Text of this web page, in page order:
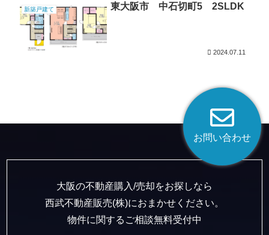
新築戸建て 東大阪市 中石切町5 2SLDK
2024.07.11
お問い合わせ
大阪の不動産購入/売却をお探しなら
西武不動産販売(株)におまかせください。
物件に関するご相談無料受付中